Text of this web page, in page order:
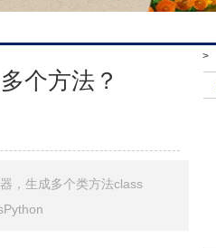
>
个方法？
，生成多个类方法class